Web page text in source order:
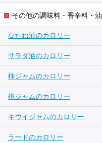
その他の調味料・香辛料・油
なたね油のカロリー
サラダ油のカロリー
柿ジャムのカロリー
桃ジャムのカロリー
キウイジャムのカロリー
ラードのカロリー